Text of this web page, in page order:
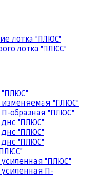
лотка "ПЛЮС"
лотка "ПЛЮС"
"ПЛЮС"
изменяемая "ПЛЮС"
образная "ПЛЮС"
"ПЛЮС"
"ПЛЮС"
"ПЛЮС"
"ПЛЮС"
П-